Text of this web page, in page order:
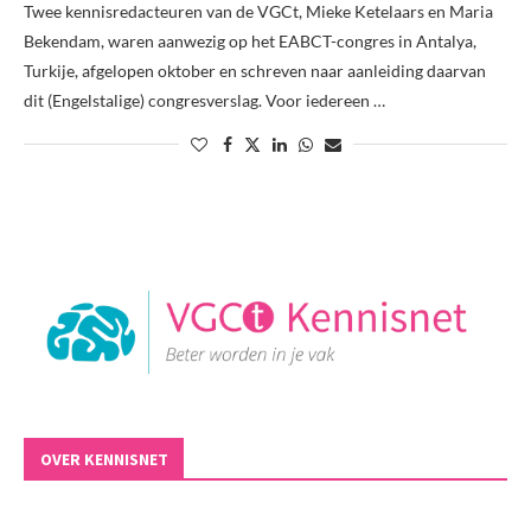
Twee kennisredacteuren van de VGCt, Mieke Ketelaars en Maria
Bekendam, waren aanwezig op het EABCT-congres in Antalya,
Turkije, afgelopen oktober en schreven naar aanleiding daarvan
dit (Engelstalige) congresverslag. Voor iedereen …
OVER KENNISNET